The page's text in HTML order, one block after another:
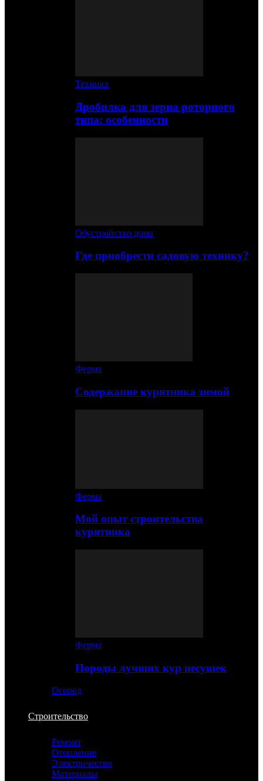
Техника
Дробилка для зерна роторного
типа: особенности
Обустройство дома
Где приобрести садовую технику?
Ферма
Содержание курятника зимой
Ферма
Мой опыт строительства
курятника
Ферма
Породы лучших кур несушек
Огород
Строительство
Ремонт
Отопление
Электричество
Материалы